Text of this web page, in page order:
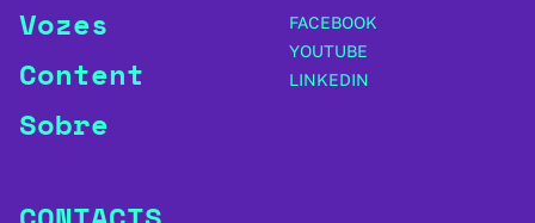
Vozes
Content
Sobre
FACEBOOK
YOUTUBE
LINKEDIN